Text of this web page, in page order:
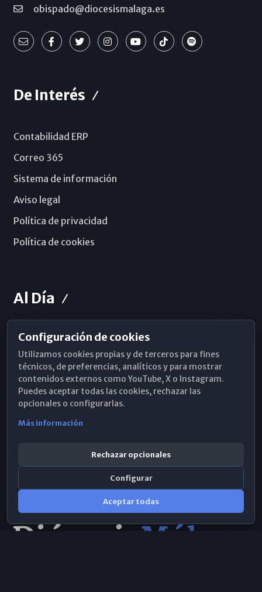
obispado@diocesismalaga.es
De Interés
Contabilidad ERP
Correo 365
Sistema de información
Aviso legal
Política de privacidad
Política de cookies
Al Día
Horarios de Misa
Hemeroteca
WhatsApp
Configuración de cookies
Utilizamos cookies propias y de terceros para fines
técnicos, de preferencias, analíticos y para mostrar
contenidos externos como YouTube, X o Instagram.
Puedes aceptar todas las cookies, rechazar las
opcionales o configurarlas.
Más información
Rechazar opcionales
Configurar
Aceptar todas